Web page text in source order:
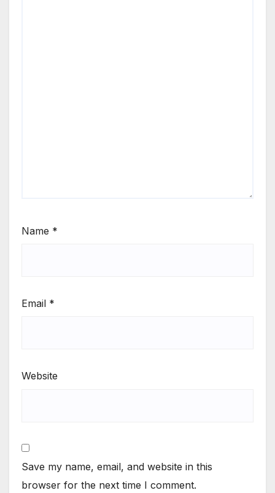
Name *
Email *
Website
Save my name, email, and website in this
browser for the next time I comment.